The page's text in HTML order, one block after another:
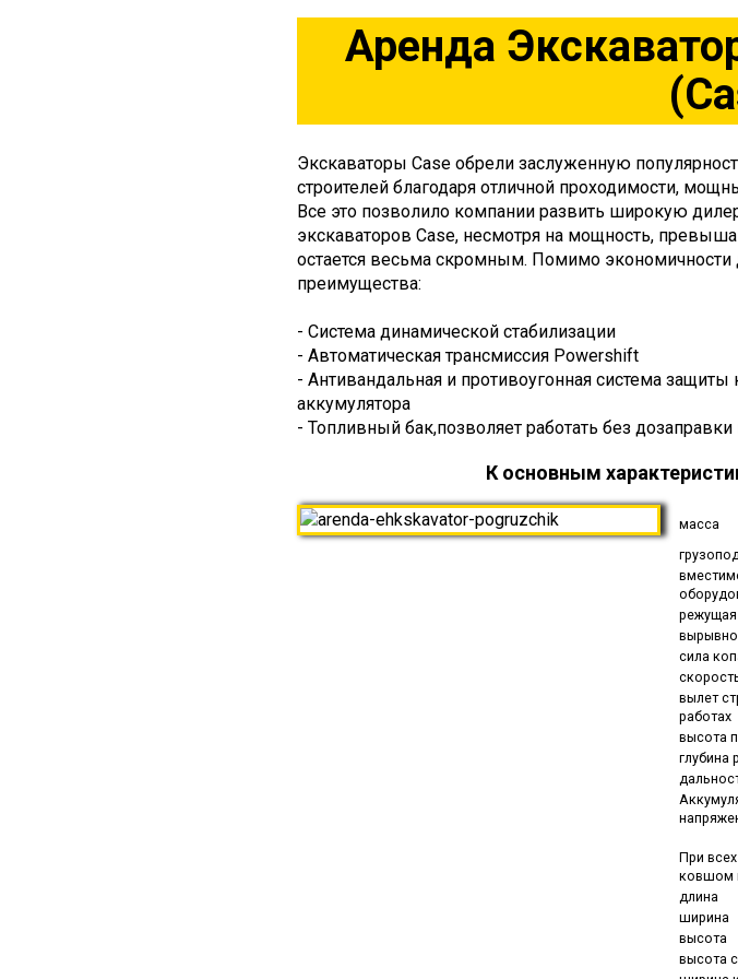
Аренда
Экскаваторы Case обрели заслуженную
строителей благодаря отличной проходимости,
Все это позволило компании развить широкую
экскаваторов Case, несмотря на мощность,
остается весьма скромным. Помимо
преимущества:
- Система динамической стабилизации
- Автоматическая трансмиссия Powershift
- Антивандальная и противоугонная система
аккумулятора
- Топливный бак,позволяет работать без
К основным
масса
сила
вылет
работах
высота
глубина
При
ковшом
длина
ширина
высота
высота